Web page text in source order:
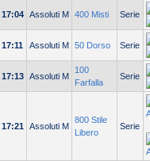
17:04 Assoluti M 400 Misti Serie
17:11 Assoluti M 50 Dorso Serie
17:13 Assoluti M
100
Farfalla
Serie
17:21 Assoluti M
800 Stile
Libero
Serie